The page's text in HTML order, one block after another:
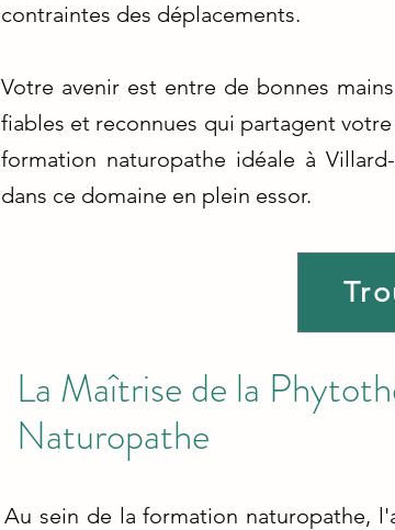
contraintes des déplacements.
Votre avenir est entre de bonnes
fiables et reconnues qui partagent
formation naturopathe idéale à
dans ce domaine en plein essor.
La Maîtrise de la
Naturopathe
Au sein de la formation naturopathe,